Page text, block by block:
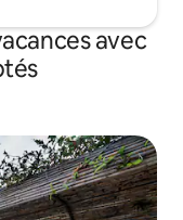
avec